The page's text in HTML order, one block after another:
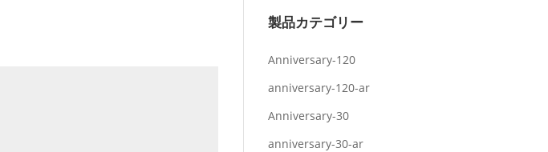
製品カテゴリー
Anniversary-120
anniversary-120-ar
Anniversary-30
anniversary-30-ar